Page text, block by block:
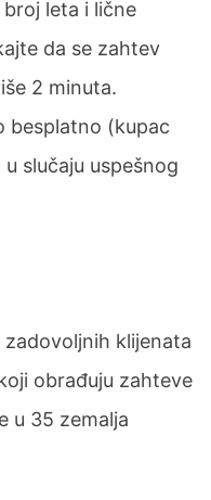
leta i lične
da se zahtev
2 minuta.
besplatno (kupac
slučaju uspešnog
zadovoljnih klijenata
obrađuju zahteve
u 35 zemalja